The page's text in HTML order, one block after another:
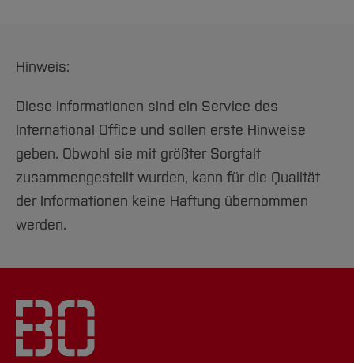
Hinweis:
Diese Informationen sind ein Service des
International Office und sollen erste Hinweise
geben. Obwohl sie mit größter Sorgfalt
zusammengestellt wurden, kann für die Qualität
der Informationen keine Haftung übernommen
werden.